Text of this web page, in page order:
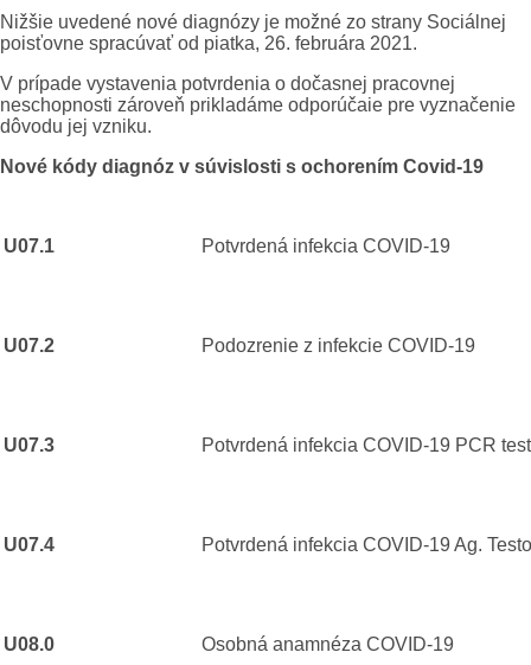
Nižšie uvedené nové diagnózy je možné zo strany Sociálnej
poisťovne spracúvať od piatka, 26. februára 2021.
V prípade vystavenia potvrdenia o dočasnej pracovnej
neschopnosti zároveň prikladáme odporúčaie pre vyznačenie
dôvodu jej vzniku.
Nové kódy diagnóz v súvislosti s ochorením Covid-19
U07.1 Potvrdená infekcia
U07.2 Podozrenie z
U07.3 Potvrdená infekcia
U07.4 Potvrdená infekcia
U08.0 Osobná anamnéza